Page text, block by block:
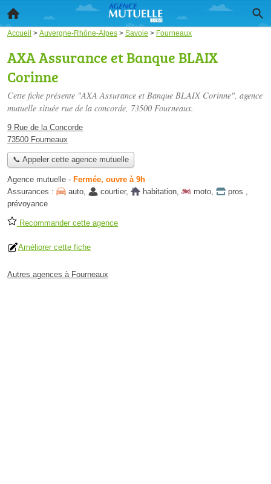
Accueil > Auvergne-Rhône-Alpes > Savoie > Fourneaux
AXA Assurance et Banque BLAIX
Corinne
Cette fiche présente "AXA Assurance et Banque BLAIX Corinne", agence
mutuelle située rue de la concorde, 73500 Fourneaux.
9 Rue de la Concorde
73500 Fourneaux
📞 Appeler cette agence mutuelle
Agence mutuelle - Fermée, ouvre à 9h
Assurances :
auto, courtier, habitation, moto, pros ,
prévoyance
Recommander cette agence
Améliorer cette fiche
Autres agences à Fourneaux